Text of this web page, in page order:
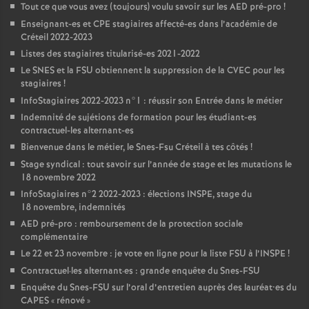
Tout ce que vous avez (toujours) voulu savoir sur les AED pré-pro !
Enseignant-es etCPE stagiaires affecté-es dans l’académie de
Créteil 2022-2023
Listes des stagiaires titularisé-es 2021-2022
LeSNESet la FSU obtiennent la suppression de la CVEC pour les
stagiaires !
InfoStagiaires 2022-2023 n°1 : réussir son Entrée dans le métier
Indemnité de sujétions de formation pour les étudiant-es
contractuel-les alternant-es
Bienvenue dans le métier, le Snes-Fsu Créteil à tes côtés !
Stage syndical : tout savoir sur l’année de stage et les mutations le
18 novembre 2022
InfoStagiaires n°2 2022-2023 : élections INSPE, stage du
18 novembre, indemnités
AED pré-pro : remboursement de la protection sociale
complémentaire
Le 22 et 23 novembre : je vote en ligne pour la liste FSU à l’INSPE !
Contractuel·les alternant·es : grande enquête du Snes-FSU
Enquête du Snes-FSU sur l’oral d’entretien auprès des lauréat•es du
CAPES« rénové»